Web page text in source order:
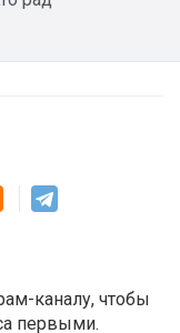
каналу, чтобы
первыми.